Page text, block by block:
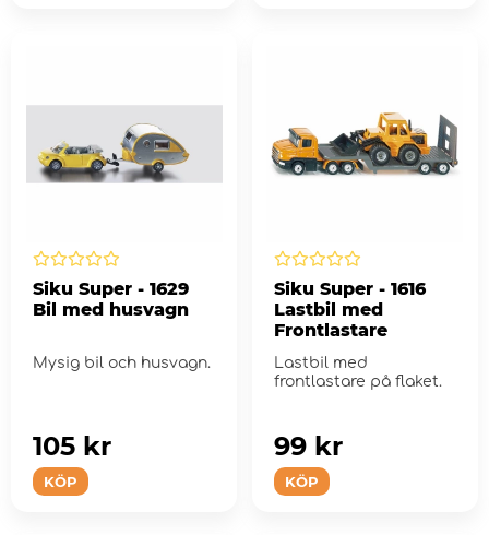
Siku Super - 1629
Bil med husvagn
Mysig bil och husvagn.
KÖP
105 kr
Siku Super - 1616
Lastbil med
Frontlastare
Lastbil med
frontlastare på flaket.
KÖP
99 kr